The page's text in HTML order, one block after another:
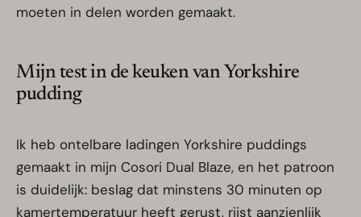
moeten in delen worden gemaakt.
Mijn test in de keuken van Yorkshire
pudding
Ik heb ontelbare ladingen Yorkshire puddings
gemaakt in mijn Cosori Dual Blaze, en het patroon
is duidelijk: beslag dat minstens 30 minuten op
kamertemperatuur heeft gerust, rijst aanzienlijk